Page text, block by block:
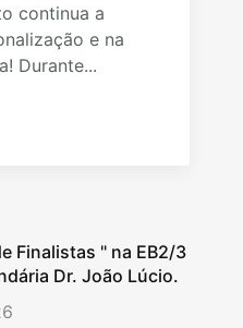
continua a
e na
Durante...
Finalistas " na EB2/3
Dr. João Lúcio.